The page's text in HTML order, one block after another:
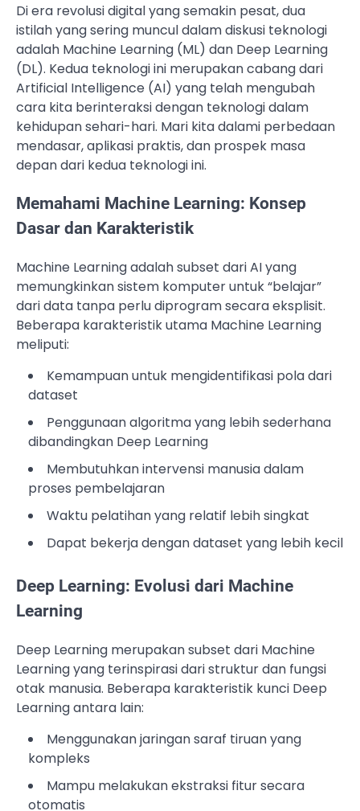
Di era revolusi digital yang semakin pesat, dua
istilah yang sering muncul dalam diskusi teknologi
adalah Machine Learning (ML) dan Deep Learning
(DL). Kedua teknologi ini merupakan cabang dari
Artificial Intelligence (AI) yang telah mengubah
cara kita berinteraksi dengan teknologi dalam
kehidupan sehari-hari. Mari kita dalami perbedaan
mendasar, aplikasi praktis, dan prospek masa
depan dari kedua teknologi ini.
Memahami Machine Learning: Konsep
Dasar dan Karakteristik
Machine Learning adalah subset dari AI yang
memungkinkan sistem komputer untuk “belajar”
dari data tanpa perlu diprogram secara eksplisit.
Beberapa karakteristik utama Machine Learning
meliputi:
Kemampuan untuk mengidentifikasi pola dari
dataset
Penggunaan algoritma yang lebih sederhana
dibandingkan Deep Learning
Membutuhkan intervensi manusia dalam
proses pembelajaran
Waktu pelatihan yang relatif lebih singkat
Dapat bekerja dengan dataset yang lebih kecil
Deep Learning: Evolusi dari Machine
Learning
Deep Learning merupakan subset dari Machine
Learning yang terinspirasi dari struktur dan fungsi
otak manusia. Beberapa karakteristik kunci Deep
Learning antara lain:
Menggunakan jaringan saraf tiruan yang
kompleks
Mampu melakukan ekstraksi fitur secara
otomatis